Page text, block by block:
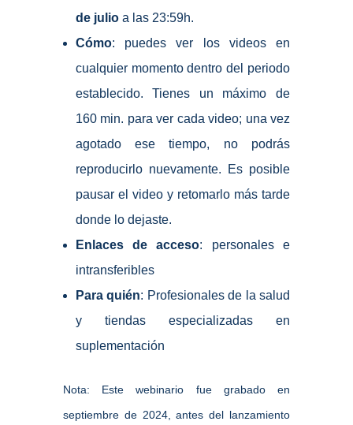
de julio a las 23:59h.
Cómo: puedes ver los videos en
cualquier momento dentro del periodo
establecido. Tienes un máximo de
160 min. para ver cada video; una vez
agotado ese tiempo, no podrás
reproducirlo nuevamente. Es posible
pausar el video y retomarlo más tarde
donde lo dejaste.
Enlaces de acceso: personales e
intransferibles
Para quién: Profesionales de la salud
y tiendas especializadas en
suplementación
Nota: Este webinario fue grabado en
septiembre de 2024, antes del lanzamiento